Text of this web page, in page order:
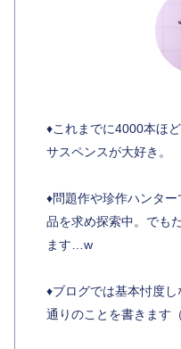
♦︎これまでに4000本ほ
サスペンスが大好き。
♦︎問題作や珍作ハンタ
品を求め探索中。でも
ます…w
♦︎ブログでは基本忖度
通りのことを書きま